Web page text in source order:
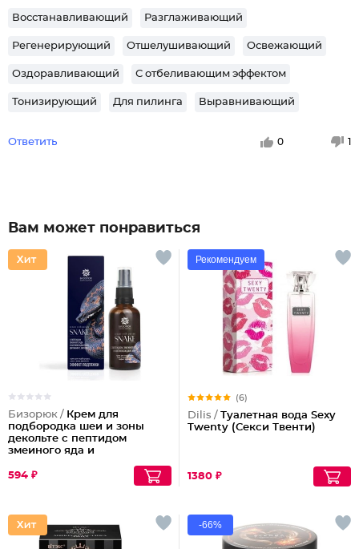
Восстанавливающий Разглаживающий
Регенерирующий Отшелушивающий Освежающий
Оздоравливающий С отбеливающим эффектом
Тонизирующий Для пилинга Выравнивающий
Ответить 0 1
Вам может понравиться
Бизорюк / Крем для
подбородка шеи и зоны
декольте с пептидом
змеиного яда и
594 ₽
Рекомендуем
(6)
Dilis / Туалетная вода Sexy
Twenty (Секси Твенти)
1380 ₽
-66%